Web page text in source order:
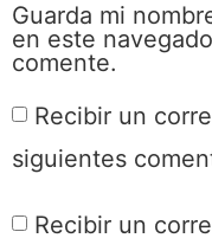
Guarda mi
en este
comente.
Recibir un
siguientes
Recibir un